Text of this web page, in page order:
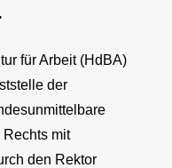
für Arbeit (HdBA)
der
Rechts mit
den Rektor